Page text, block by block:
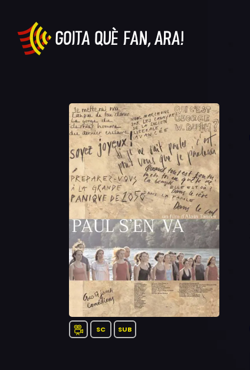
SC SUB